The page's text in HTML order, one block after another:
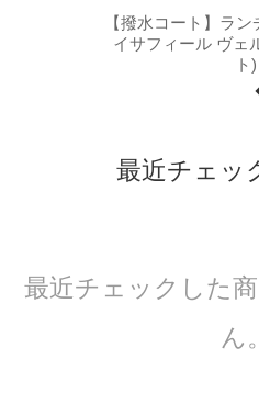
【撥水コート】ラ
イサフィール ヴェ
ト)
最近チェッ
最近チェックした
ん。